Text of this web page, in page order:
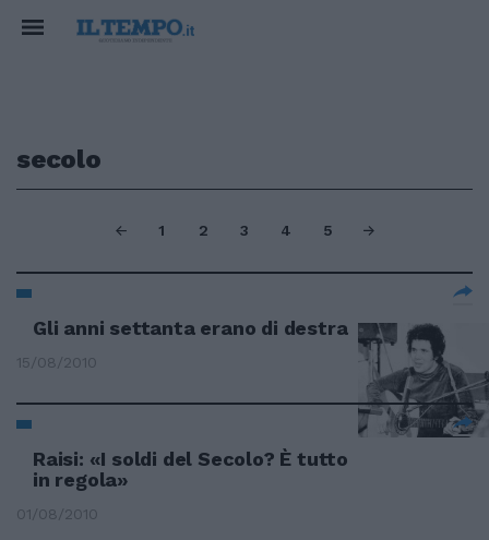
secolo
1 2 3 4 5
Gli anni settanta erano di destra
15/08/2010
Raisi: «I soldi del Secolo? È tutto
in regola»
01/08/2010